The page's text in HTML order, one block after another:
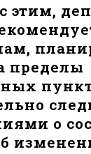
этим,
пределы
о